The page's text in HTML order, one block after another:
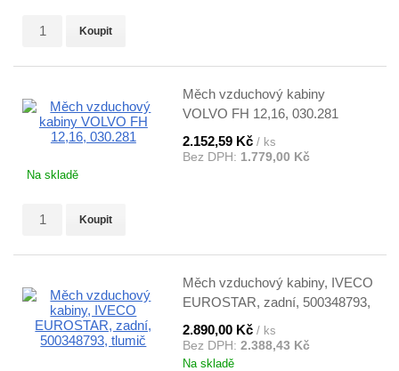
Koupit
Měch vzduchový kabiny
VOLVO FH 12,16, 030.281
2.152,59 Kč / ks
Bez DPH: 1.779,00 Kč
Na skladě
Koupit
Měch vzduchový kabiny, IVECO
EUROSTAR, zadní, 500348793,
tlumič
2.890,00 Kč / ks
Bez DPH: 2.388,43 Kč
Na skladě